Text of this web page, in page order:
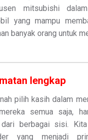
mitsubishi
yang mampu
banyak orang untuk
lengkap
pilih kasih dalam
semua saja,
berbagai sisi.
yang menjadi